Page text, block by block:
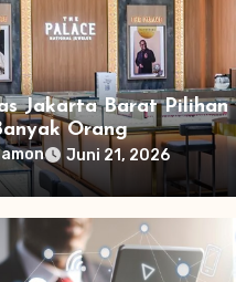
Jakarta Barat Pilihan
Orang
Juni 21, 2026